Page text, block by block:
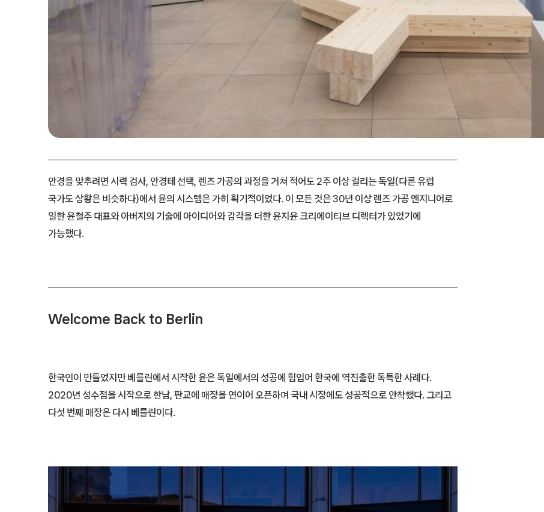
안경을 맞추려면 시력 검사, 안경테 선택, 렌즈 가공의 과정을 거쳐 적어도 2주 이상 걸리는 독일(다른 유럽
국가도 상황은 비슷하다)에서 윤의 시스템은 가히 획기적이었다. 이 모든 것은 30년 이상 렌즈 가공 엔지니어로
일한 윤철주 대표와 아버지의 기술에 아이디어와 감각을 더한 윤지윤 크리에이티브 디렉터가 있었기에
가능했다.
Welcome Back to Berlin
한국인이 만들었지만 베를린에서 시작한 윤은 독일에서의 성공에 힘입어 한국에 역진출한 독특한 사례다.
2020년 성수점을 시작으로 한남, 판교에 매장을 연이어 오픈하며 국내 시장에도 성공적으로 안착했다. 그리고
다섯 번째 매장은 다시 베를린이다.